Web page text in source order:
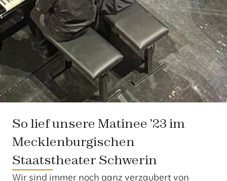
So lief unsere Matinee ’23 im
Mecklenburgischen
Staatstheater Schwerin
Wir sind immer noch ganz verzaubert von